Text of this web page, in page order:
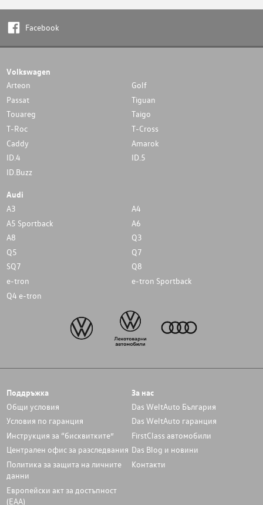
Facebook
Volkswagen
Arteon
Golf
Passat
Tiguan
Touareg
Taigo
T-Roc
T-Cross
Caddy
Amarok
ID.4
ID.5
ID.Buzz
Audi
A3
A4
A5 Sportback
A6
A8
Q3
Q5
Q7
SQ7
Q8
e-tron
e-tron Sportback
Q4 e-tron
Поддръжка
Общи условия
Условия по гаранция
Инструкция за “бисквитките”
Централен офис за разследвания
Политика за защита на личните
данни
Европейски акт за достъпност
(ЕАА)
За нас
Das WeltAuto България
Das WeltAuto гаранция
FirstClass автомобили
Das Blog и новини
Контакти